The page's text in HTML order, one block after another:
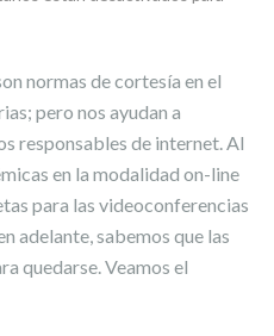
normas de cortesía en el
pero nos ayudan a
responsables de internet. Al
en la modalidad on-line
para las videoconferencias
adelante, sabemos que las
quedarse. Veamos el